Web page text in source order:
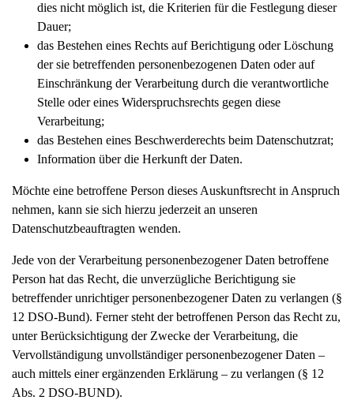
dies nicht möglich ist, die Kriterien für die Festlegung dieser
Dauer;
das Bestehen eines Rechts auf Berichtigung oder Löschung
der sie betreffenden personenbezogenen Daten oder auf
Einschränkung der Verarbeitung durch die verantwortliche
Stelle oder eines Widerspruchsrechts gegen diese
Verarbeitung;
das Bestehen eines Beschwerderechts beim Datenschutzrat;
Information über die Herkunft der Daten.
Möchte eine betroffene Person dieses Auskunftsrecht in Anspruch
nehmen, kann sie sich hierzu jederzeit an unseren
Datenschutzbeauftragten wenden.
Jede von der Verarbeitung personenbezogener Daten betroffene
Person hat das Recht, die unverzügliche Berichtigung sie
betreffender unrichtiger personenbezogener Daten zu verlangen (§
12 DSO-Bund). Ferner steht der betroffenen Person das Recht zu,
unter Berücksichtigung der Zwecke der Verarbeitung, die
Vervollständigung unvollständiger personenbezogener Daten –
auch mittels einer ergänzenden Erklärung – zu verlangen (§ 12
Abs. 2 DSO-BUND).